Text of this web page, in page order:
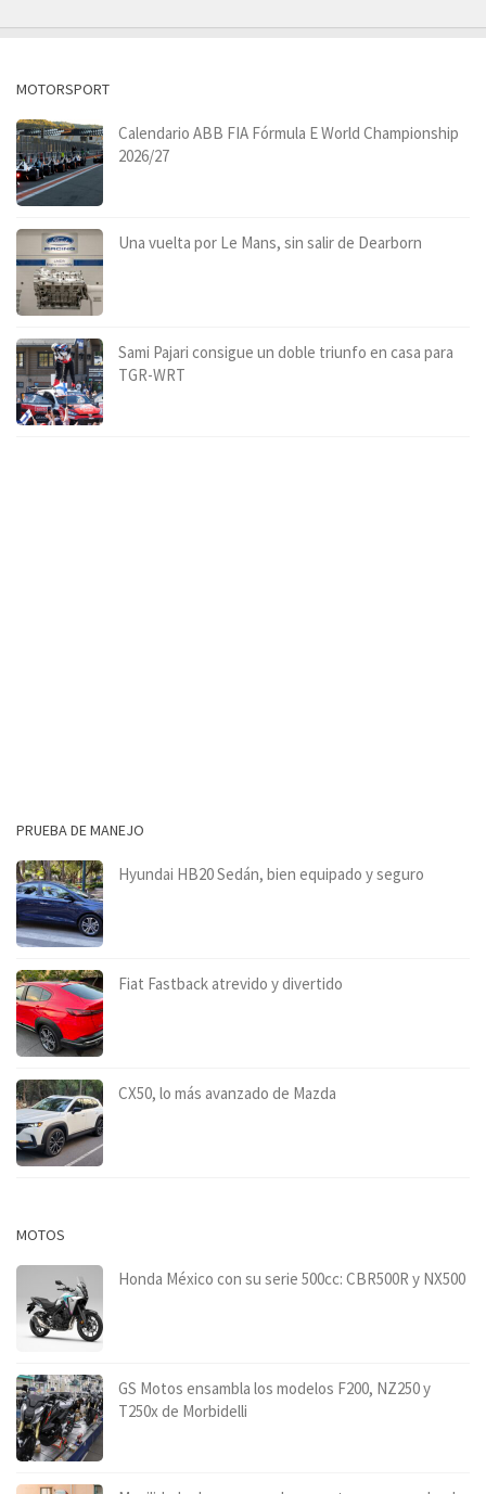
MOTORSPORT
Calendario ABB FIA Fórmula E World Championship
2026/27
Una vuelta por Le Mans, sin salir de Dearborn
Sami Pajari consigue un doble triunfo en casa para
TGR-WRT
PRUEBA DE MANEJO
Hyundai HB20 Sedán, bien equipado y seguro
Fiat Fastback atrevido y divertido
CX50, lo más avanzado de Mazda
MOTOS
Honda México con su serie 500cc: CBR500R y NX500
GS Motos ensambla los modelos F200, NZ250 y
T250x de Morbidelli